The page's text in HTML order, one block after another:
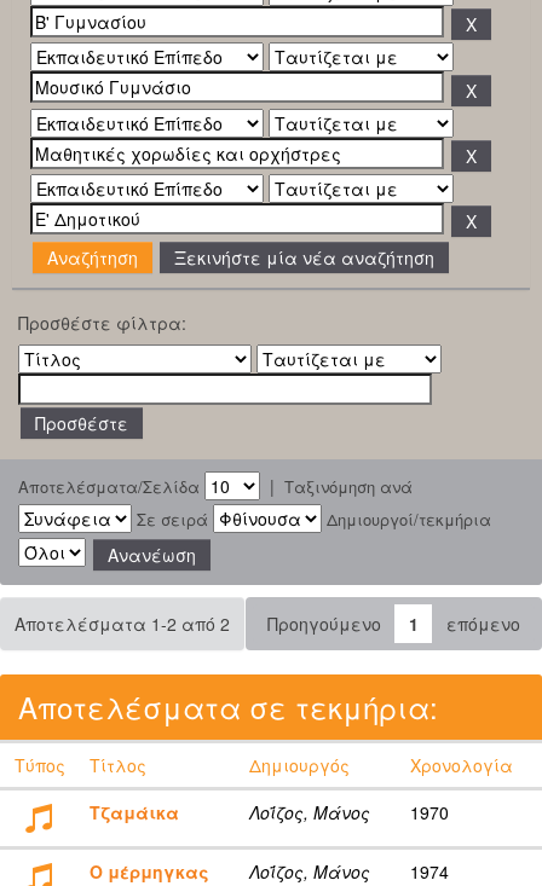
Ξεκινήστε μία νέα αναζήτηση
Προσθέστε φίλτρα:
Αποτελέσματα/Σελίδα | Ταξινόμηση ανά
Σε σειρά
Δημιουργοί/τεκμήρια
Αποτελέσματα 1-2 από 2 Προηγούμενο 1 επόμενο
Αποτελέσματα σε τεκμήρια:
Τύπος Τίτλος Δημιουργός
Χρονολογία
Τζαμάικα
Λοΐζος, Μάνος 1970
Ο μέρμηγκας Λοΐζος, Μάνος 1974